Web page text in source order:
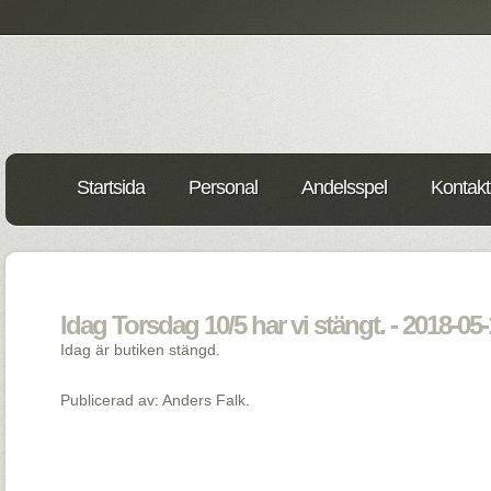
Startsida Personal Andelsspel
Idag Torsdag 10/5 har vi stängt. - 2018-
Idag är butiken stängd.
Publicerad av: Anders Falk.